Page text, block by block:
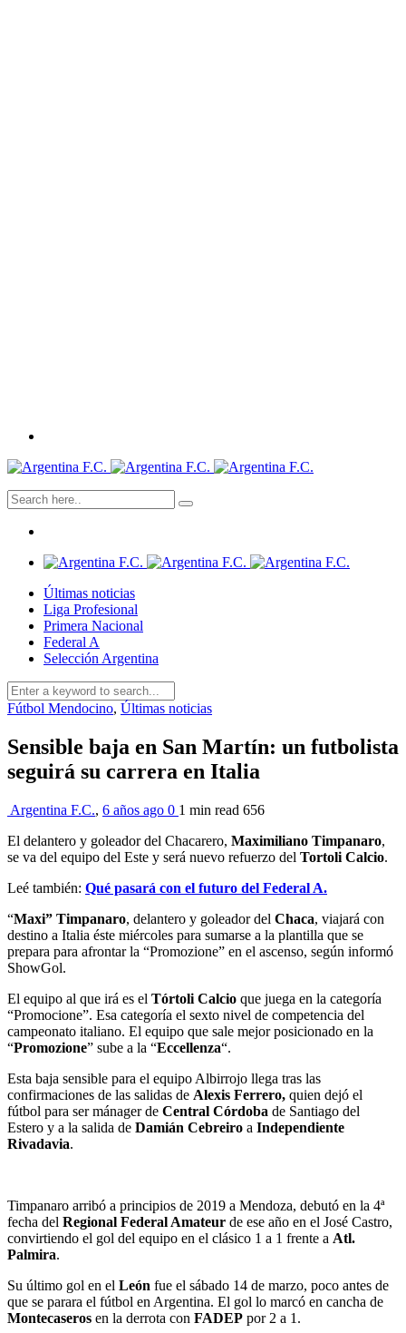
Últimas noticias
Liga Profesional
Primera Nacional
Federal A
Selección Argentina
Fútbol Mendocino, Últimas noticias
Sensible baja en San Martín: un futbolista
seguirá su carrera en Italia
Argentina F.C., 6 años ago 0 1 min read 656
El delantero y goleador del Chacarero, Maximiliano Timpanaro,
se va del equipo del Este y será nuevo refuerzo del Tortoli Calcio.
Leé también: Qué pasará con el futuro del Federal A.
“Maxi” Timpanaro, delantero y goleador del Chaca, viajará con
destino a Italia éste miércoles para sumarse a la plantilla que se
prepara para afrontar la “Promozione” en el ascenso, según informó
ShowGol.
El equipo al que irá es el Tórtoli Calcio que juega en la categoría
“Promocione”. Esa categoría el sexto nivel de competencia del
campeonato italiano. El equipo que sale mejor posicionado en la
“Promozione” sube a la “Eccellenza“.
Esta baja sensible para el equipo Albirrojo llega tras las
confirmaciones de las salidas de Alexis Ferrero, quien dejó el
fútbol para ser mánager de Central Córdoba de Santiago del
Estero y a la salida de Damián Cebreiro a Independiente
Rivadavia.
Timpanaro arribó a principios de 2019 a Mendoza, debutó en la 4ª
fecha del Regional Federal Amateur de ese año en el José Castro,
convirtiendo el gol del equipo en el clásico 1 a 1 frente a Atl.
Palmira.
Su último gol en el León fue el sábado 14 de marzo, poco antes de
que se parara el fútbol en Argentina. El gol lo marcó en cancha de
Montecaseros en la derrota con FADEP por 2 a 1.